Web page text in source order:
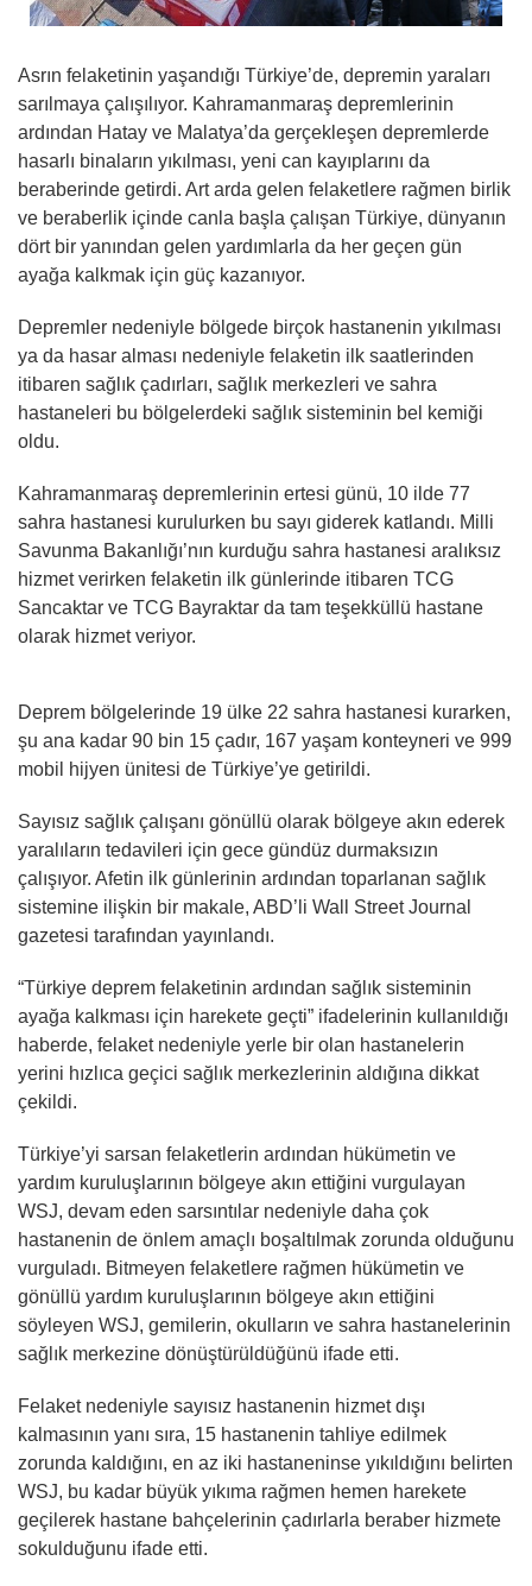
Asrın felaketinin yaşandığı Türkiye’de, depremin yaraları
sarılmaya çalışılıyor. Kahramanmaraş depremlerinin
ardından Hatay ve Malatya’da gerçekleşen depremlerde
hasarlı binaların yıkılması, yeni can kayıplarını da
beraberinde getirdi. Art arda gelen felaketlere rağmen birlik
ve beraberlik içinde canla başla çalışan Türkiye, dünyanın
dört bir yanından gelen yardımlarla da her geçen gün
ayağa kalkmak için güç kazanıyor.
Depremler nedeniyle bölgede birçok hastanenin yıkılması
ya da hasar alması nedeniyle felaketin ilk saatlerinden
itibaren sağlık çadırları, sağlık merkezleri ve sahra
hastaneleri bu bölgelerdeki sağlık sisteminin bel kemiği
oldu.
Kahramanmaraş depremlerinin ertesi günü, 10 ilde 77
sahra hastanesi kurulurken bu sayı giderek katlandı. Milli
Savunma Bakanlığı’nın kurduğu sahra hastanesi aralıksız
hizmet verirken felaketin ilk günlerinde itibaren TCG
Sancaktar ve TCG Bayraktar da tam teşekküllü hastane
olarak hizmet veriyor.
Deprem bölgelerinde 19 ülke 22 sahra hastanesi kurarken,
şu ana kadar 90 bin 15 çadır, 167 yaşam konteyneri ve 999
mobil hijyen ünitesi de Türkiye’ye getirildi.
Sayısız sağlık çalışanı gönüllü olarak bölgeye akın ederek
yaralıların tedavileri için gece gündüz durmaksızın
çalışıyor. Afetin ilk günlerinin ardından toparlanan sağlık
sistemine ilişkin bir makale, ABD’li Wall Street Journal
gazetesi tarafından yayınlandı.
“Türkiye deprem felaketinin ardından sağlık sisteminin
ayağa kalkması için harekete geçti” ifadelerinin kullanıldığı
haberde, felaket nedeniyle yerle bir olan hastanelerin
yerini hızlıca geçici sağlık merkezlerinin aldığına dikkat
çekildi.
Türkiye’yi sarsan felaketlerin ardından hükümetin ve
yardım kuruluşlarının bölgeye akın ettiğini vurgulayan
WSJ, devam eden sarsıntılar nedeniyle daha çok
hastanenin de önlem amaçlı boşaltılmak zorunda olduğunu
vurguladı. Bitmeyen felaketlere rağmen hükümetin ve
gönüllü yardım kuruluşlarının bölgeye akın ettiğini
söyleyen WSJ, gemilerin, okulların ve sahra hastanelerinin
sağlık merkezine dönüştürüldüğünü ifade etti.
Felaket nedeniyle sayısız hastanenin hizmet dışı
kalmasının yanı sıra, 15 hastanenin tahliye edilmek
zorunda kaldığını, en az iki hastaneninse yıkıldığını belirten
WSJ, bu kadar büyük yıkıma rağmen hemen harekete
geçilerek hastane bahçelerinin çadırlarla beraber hizmete
sokulduğunu ifade etti.